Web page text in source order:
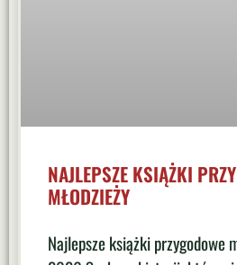
NAJLEPSZE KSIĄŻKI
MŁODZIEŻY
Najlepsze książki przygodowe